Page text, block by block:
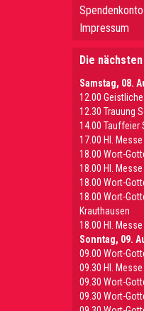
Spendenkonto
Impressum
Die
Samstag, 08.
12.00
12.30 Trauung
14.00 Tauffeier
17.00 Hl.
18.00 Wort-
18.00 Hl.
18.00 Wort-
18.00 Wort-
Krauthausen
18.00 Hl.
Sonntag, 09.
09.00 Wort-
09.30 HI.
09.30 Wort-
09.30 Wort-